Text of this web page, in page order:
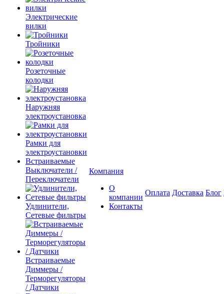
Электрические
вилки
Тройники
Розеточные
колодки
Наружняя
электроустановка
Рамки для
электроустановки
Встраиваемые
Выключатели /
Переключатели
Удлинители,
Сетевые фильтры
Встраиваемые
Диммеры /
Терморегуляторы
/ Датчики
Компания
О
компании
Контакты
Оплата Доставка Блог